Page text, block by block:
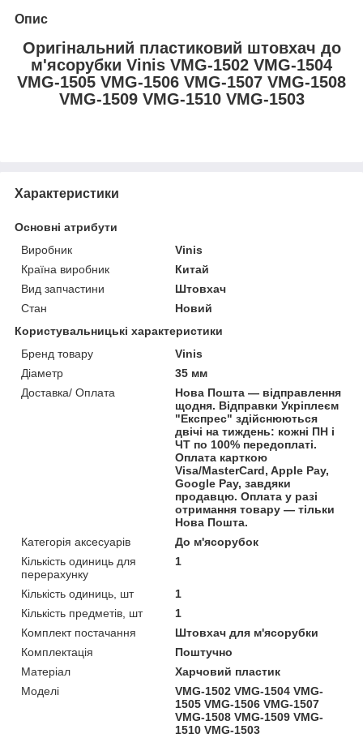
Опис
Оригінальний пластиковий штовхач до
м'ясорубки Vinis VMG-1502 VMG-1504
VMG-1505 VMG-1506 VMG-1507 VMG-1508
VMG-1509 VMG-1510 VMG-1503
Характеристики
Основні атрибути
Виробник
Vinis
Країна виробник
Китай
Вид запчастини
Штовхач
Стан
Новий
Користувальницькі характеристики
Бренд товару
Vinis
Діаметр
35 мм
Доставка/ Оплата
Нова Пошта — відправлення
щодня. Відправки Укріплеєм
"Експрес" здійснюються
двічі на тиждень: кожні ПН і
ЧТ по 100% передоплаті.
Оплата карткою
Visa/MasterCard, Apple Pay,
Google Pay, завдяки
продавцю. Оплата у разі
отримання товару — тільки
Нова Пошта.
Категорія аксесуарів
До м'ясорубок
Кількість одиниць для
перерахунку
1
Кількість одиниць, шт
1
Кількість предметів, шт
1
Комплект постачання
Штовхач для м'ясорубки
Комплектація
Поштучно
Матеріал
Харчовий пластик
Моделі
VMG-1502 VMG-1504 VMG-
1505 VMG-1506 VMG-1507
VMG-1508 VMG-1509 VMG-
1510 VMG-1503